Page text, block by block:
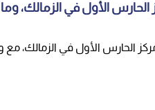
الأول في الزمالك،
الأول في الزمالك، مع